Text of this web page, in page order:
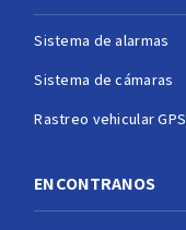
Sistema de alarmas
Sistema de cámaras
Rastreo vehicular GPS
ENCONTRANOS